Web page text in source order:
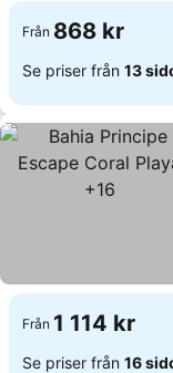
Från 868 kr
Se priser från 13
Från 1 114 kr
Se priser från 16